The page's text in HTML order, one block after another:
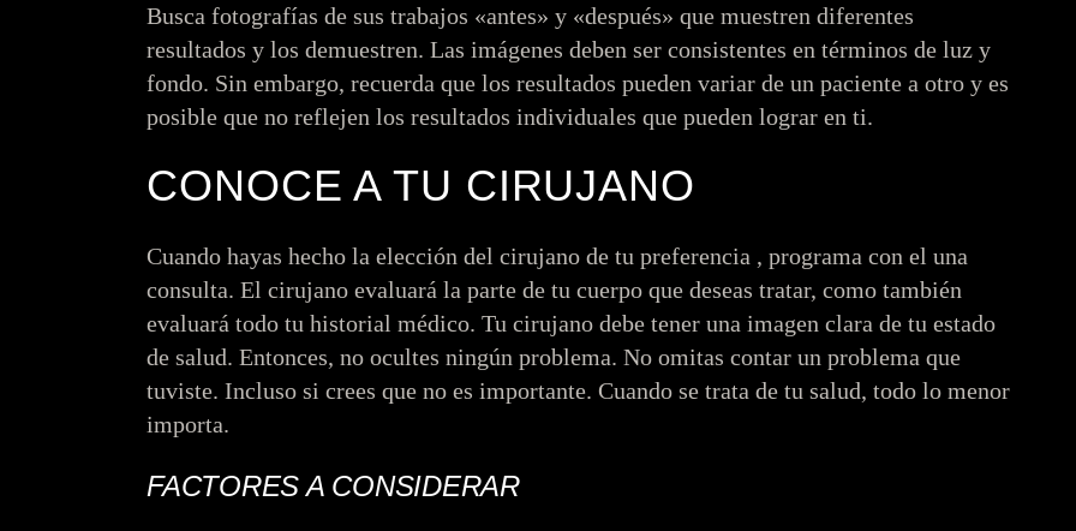
Busca fotografías de sus trabajos «antes» y «después» que muestren diferentes
resultados y los demuestren. Las imágenes deben ser consistentes en términos de luz y
fondo. Sin embargo, recuerda que los resultados pueden variar de un paciente a otro y es
posible que no reflejen los resultados individuales que pueden lograr en ti.
CONOCE A TU CIRUJANO
Cuando hayas hecho la elección del cirujano de tu preferencia , programa con el una
consulta. El cirujano evaluará la parte de tu cuerpo que deseas tratar, como también
evaluará todo tu historial médico. Tu cirujano debe tener una imagen clara de tu estado
de salud. Entonces, no ocultes ningún problema. No omitas contar un problema que
tuviste. Incluso si crees que no es importante. Cuando se trata de tu salud, todo lo menor
importa.
FACTORES A CONSIDERAR